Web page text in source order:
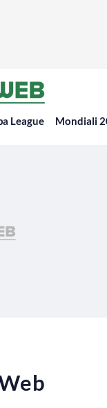
League Mondiali